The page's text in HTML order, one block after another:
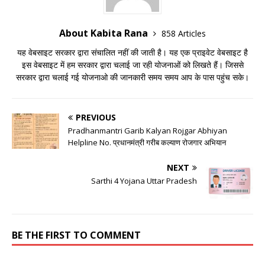
About Kabita Rana
858 Articles
यह वेबसाइट सरकार द्वारा संचालित नहीं की जाती है। यह एक प्राइवेट वेबसाइट है
इस वेबसाइट में हम सरकार द्वारा चलाई जा रही योजनाओं को लिखते हैं। जिससे
सरकार द्वारा चलाई गई योजनाओ की जानकारी समय समय आप के पास पहुंच सके।
PREVIOUS
Pradhanmantri Garib Kalyan Rojgar Abhiyan
Helpline No. प्रधानमंत्री गरीब कल्याण रोजगार अभियान
NEXT
Sarthi 4 Yojana Uttar Pradesh
BE THE FIRST TO COMMENT